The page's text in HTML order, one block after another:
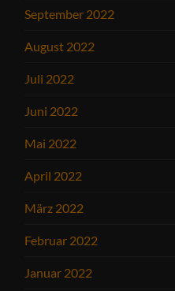
September 2022
August 2022
Juli 2022
Juni 2022
Mai 2022
April 2022
März 2022
Februar 2022
Januar 2022